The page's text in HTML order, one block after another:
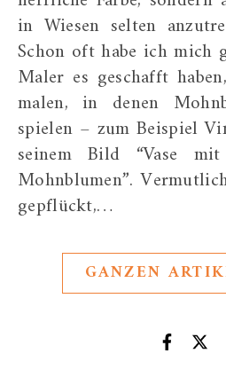
in Wiesen selten
Schon oft habe ich mich
Maler es geschafft
malen, in denen
spielen – zum Beispiel
seinem Bild “Vase
Mohnblumen”.
gepflückt,…
GANZEN